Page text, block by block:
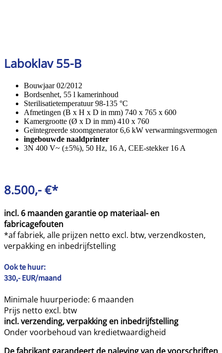
Laboklav 55-B
Bouwjaar 02/2012
Bordsenhet, 55 l kamerinhoud
Sterilisatietemperatuur 98-135 °C
Afmetingen (B x H x D in mm) 740 x 765 x 600
Kamergrootte (Ø x D in mm) 410 x 760
Geïntegreerde stoomgenerator 6,6 kW verwarmingsvermogen
ingebouwde naaldprinter
3N 400 V~ (±5%), 50 Hz, 16 A, CEE-stekker 16 A
8.500,- €*
incl. 6 maanden garantie op materiaal- en
fabricagefouten
*af fabriek, alle prijzen netto excl. btw, verzendkosten,
verpakking en inbedrijfstelling
Ook te huur:
330,- EUR/maand
Minimale huurperiode: 6 maanden
Prijs netto excl. btw
incl. verzending, verpakking en inbedrijfstelling
Onder voorbehoud van kredietwaardigheid